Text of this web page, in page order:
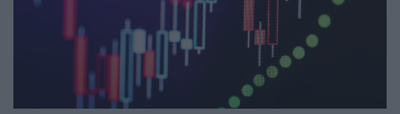
szerepet játszhatnak a rozsdaövezeti fejlesztések
Budapest jövőjében, és hogyan tudnak a prémium
lakóprojektek alkalmazkodni a klímaváltozás hatásaihoz.